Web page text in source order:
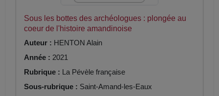
Sous les bottes des archéologues : plongée au
coeur de l'histoire amandinoise
Auteur : HENTON Alain
Année : 2021
Rubrique : La Pévèle française
Sous-rubrique : Saint-Amand-les-Eaux